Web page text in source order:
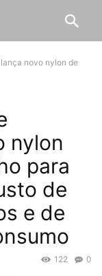
novo nylon de
nylon
para
de
e de
0
122